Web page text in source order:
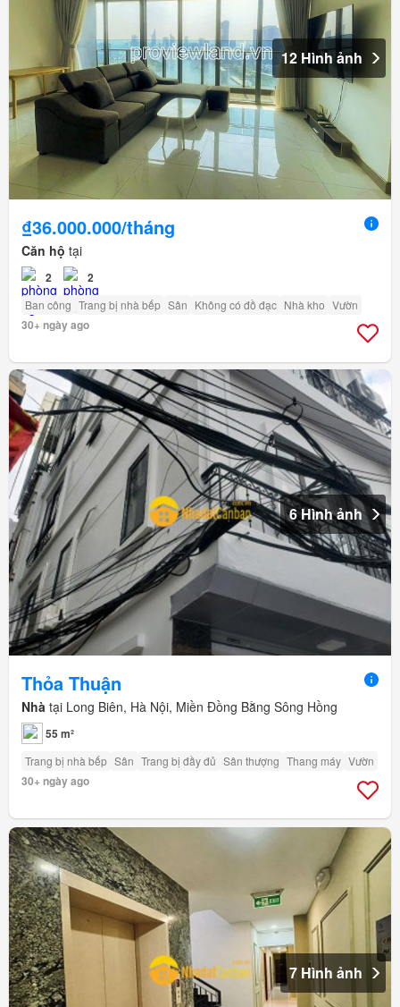
12 Hình ảnh
₫36.000.000/tháng
Căn hộ tại
2 2
Ban công Trang bị nhà bếp Sân Không có đồ đạc Nhà kho Vườn
30+ ngày ago
6 Hình ảnh
Thỏa Thuận
Nhà tại Long Biên, Hà Nội, Miền Đồng Bằng Sông Hồng
55 m²
Trang bị nhà bếp Sân Trang bị đầy đủ Sân thượng Thang máy Vườn
30+ ngày ago
7 Hình ảnh